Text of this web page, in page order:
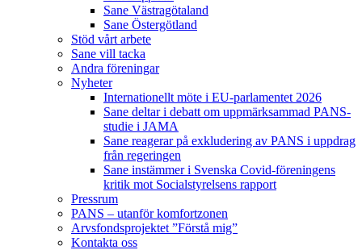
Sane Västragötaland
Sane Östergötland
Stöd vårt arbete
Sane vill tacka
Andra föreningar
Nyheter
Internationellt möte i EU-parlamentet 2026
Sane deltar i debatt om uppmärksammad PANS-
studie i JAMA
Sane reagerar på exkludering av PANS i uppdrag
från regeringen
Sane instämmer i Svenska Covid-föreningens
kritik mot Socialstyrelsens rapport
Pressrum
PANS – utanför komfortzonen
Arvsfondsprojektet ”Förstå mig”
Kontakta oss